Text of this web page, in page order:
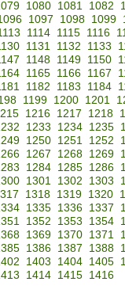
1080 1081 1082
1097 1098 1099
1114 1115 1116
1131 1132 1133
1148 1149 1150
1165 1166 1167
1182 1183 1184
1199 1200 1201
1216 1217 1218
1233 1234 1235
1250 1251 1252
1267 1268 1269
1284 1285 1286
1301 1302 1303
1318 1319 1320
1335 1336 1337
1352 1353 1354
1369 1370 1371
1386 1387 1388
1403 1404 1405
1414 1415 1416